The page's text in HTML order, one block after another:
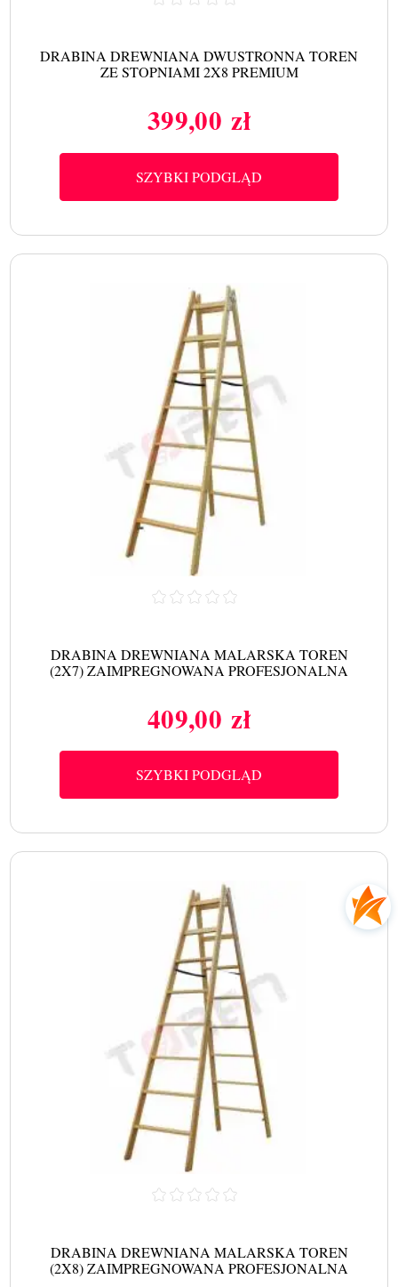
DRABINA DREWNIANA DWUSTRONNA TOREN
ZE STOPNIAMI 2X8 PREMIUM
Cena
399,00 zł
SZYBKI PODGLĄD
DRABINA DREWNIANA MALARSKA TOREN
(2X7) ZAIMPREGNOWANA PROFESJONALNA
Cena
409,00 zł
SZYBKI PODGLĄD
DRABINA DREWNIANA MALARSKA TOREN
(2X8) ZAIMPREGNOWANA PROFESJONALNA